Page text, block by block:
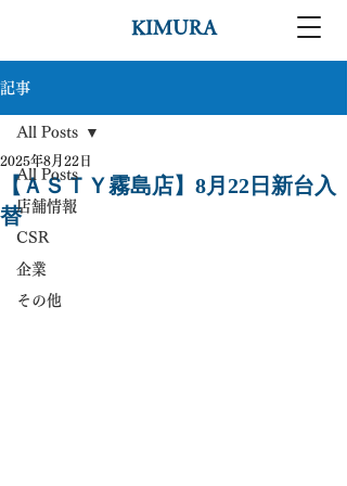
KIMURA
記事
All Posts
店舗情報
CSR
企業
その他
All Posts
【ＡＳＴＹ霧島店】8月22日新台入
替
2025年8月22日